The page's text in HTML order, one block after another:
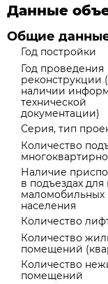
Данные
Общие
Год постройки
Год проведения
реконструкции
наличии
технической
документации)
Серия, тип
Количество
Наличие
в подъездах
маломобильных
населения
Количество
Количество
помещений
Количество
помещений